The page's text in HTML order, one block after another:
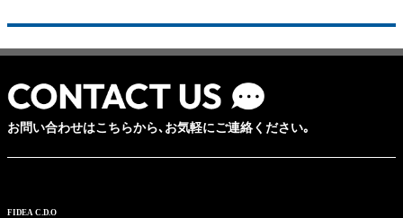
お問い合わせはこちらから､お気軽にご連絡ください｡
FIDEA C.D.O